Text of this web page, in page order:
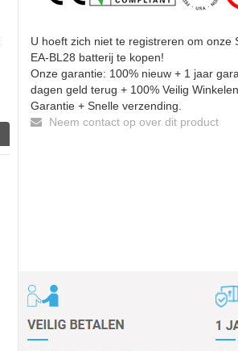
U hoeft zich niet te registreren om onze
EA-BL28 batterij te kopen!
Onze garantie: 100% nieuw + 1 jaar
dagen geld terug + 100% Veilig Winkelen
Garantie + Snelle verzending.
Neem contact op over dit product